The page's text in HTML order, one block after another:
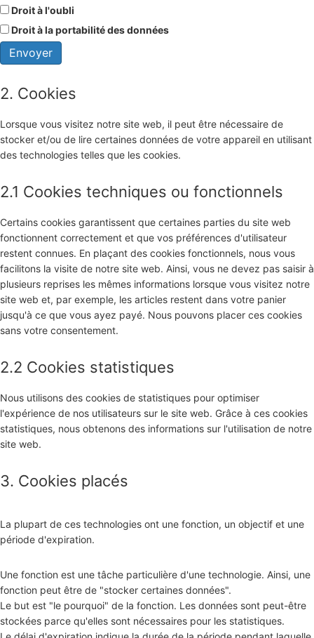
Droit à l'oubli
Droit à la portabilité des données
2. Cookies
Lorsque vous visitez notre site web, il peut être nécessaire de
stocker et/ou de lire certaines données de votre appareil en utilisant
des technologies telles que les cookies.
2.1 Cookies techniques ou fonctionnels
Certains cookies garantissent que certaines parties du site web
fonctionnent correctement et que vos préférences d'utilisateur
restent connues. En plaçant des cookies fonctionnels, nous vous
facilitons la visite de notre site web. Ainsi, vous ne devez pas saisir à
plusieurs reprises les mêmes informations lorsque vous visitez notre
site web et, par exemple, les articles restent dans votre panier
jusqu'à ce que vous ayez payé. Nous pouvons placer ces cookies
sans votre consentement.
2.2 Cookies statistiques
Nous utilisons des cookies de statistiques pour optimiser
l'expérience de nos utilisateurs sur le site web. Grâce à ces cookies
statistiques, nous obtenons des informations sur l'utilisation de notre
site web.
3. Cookies placés
La plupart de ces technologies ont une fonction, un objectif et une
période d'expiration.
Une fonction est une tâche particulière d'une technologie. Ainsi, une
fonction peut être de "stocker certaines données".
Le but est "le pourquoi" de la fonction. Les données sont peut-être
stockées parce qu'elles sont nécessaires pour les statistiques.